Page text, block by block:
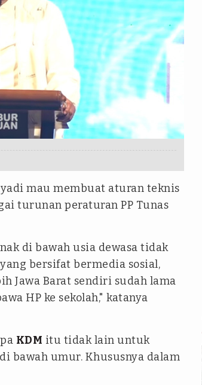
mau membuat aturan teknis
turunan peraturan PP Tunas
di bawah usia dewasa tidak
bersifat bermedia sosial,
Jawa Barat sendiri sudah lama
HP ke sekolah," katanya
KDM itu tidak lain untuk
bawah umur. Khususnya dalam